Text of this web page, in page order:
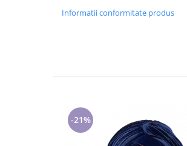
Informatii conformitate produs
-21%